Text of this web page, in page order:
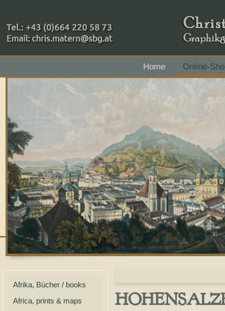
+43 (0)664 220 58 73
Home
Online-
Zahlungsmethoden: RAIBA - Flachgau Mitte - IBAN
Afrika, Bücher / books
Africa, prints & maps